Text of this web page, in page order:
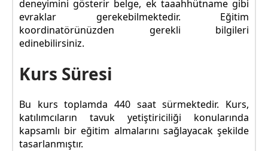
deneyimini gösterir belge, ek taaahhütname gibi
evraklar gerekebilmektedir. Eğitim
koordinatörünüzden gerekli bilgileri
edinebilirsiniz.
Kurs Süresi
Bu kurs toplamda 440 saat sürmektedir. Kurs,
katılımcıların tavuk yetiştiriciliği konularında
kapsamlı bir eğitim almalarını sağlayacak şekilde
tasarlanmıştır.